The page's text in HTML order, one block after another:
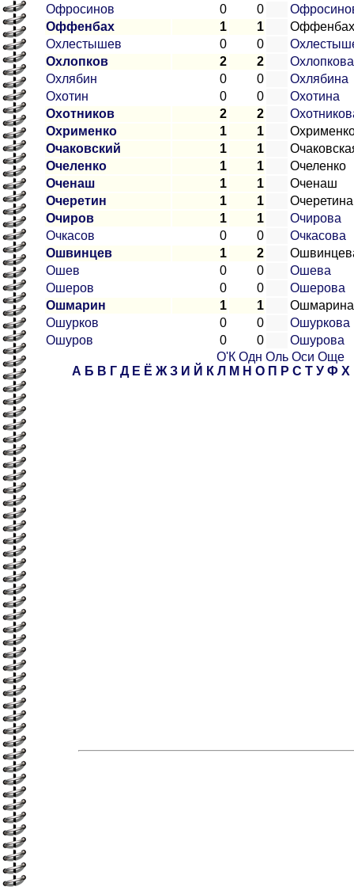
Офросинов 0 0
Оффенбах
1 1
Оффенбах
Охлестышев
0 0
Охлопков
2 2
Охлопкова
Охлябин
0 0
Охлябина
Охотин
0 0
Охотина
Охотников
2 2
Охрименко
1 1
Очаковский
1 1
Очеленко
1 1
Очеленко
Оченаш
1 1
Оченаш
Очеретин
1 1
Очеретина
Очиров
1 1
Очирова
Очкасов
0 0
Очкасова
Ошвинцев
1 2
Ошев
0 0
Ошева
Ошеров
0 0
Ошерова
Ошмарин
1 1
Ошмарина
Ошурков
0 0
Ошуркова
Ошуров
0 0
Ошурова
О'К Одн Оль Оси Още
А Б В Г Д Е Ё Ж З И Й К Л М Н О П Р С Т У Ф Х